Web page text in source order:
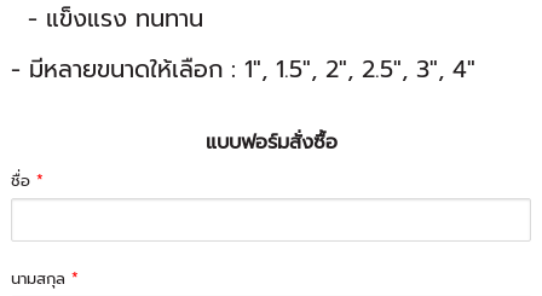
- แข็งแรง ทนทาน
- มีหลายขนาดให้เลือก : 1", 1.5", 2", 2.5", 3", 4"
แบบฟอร์มสั่งซื้อ
ชื่อ*
นามสกุล*